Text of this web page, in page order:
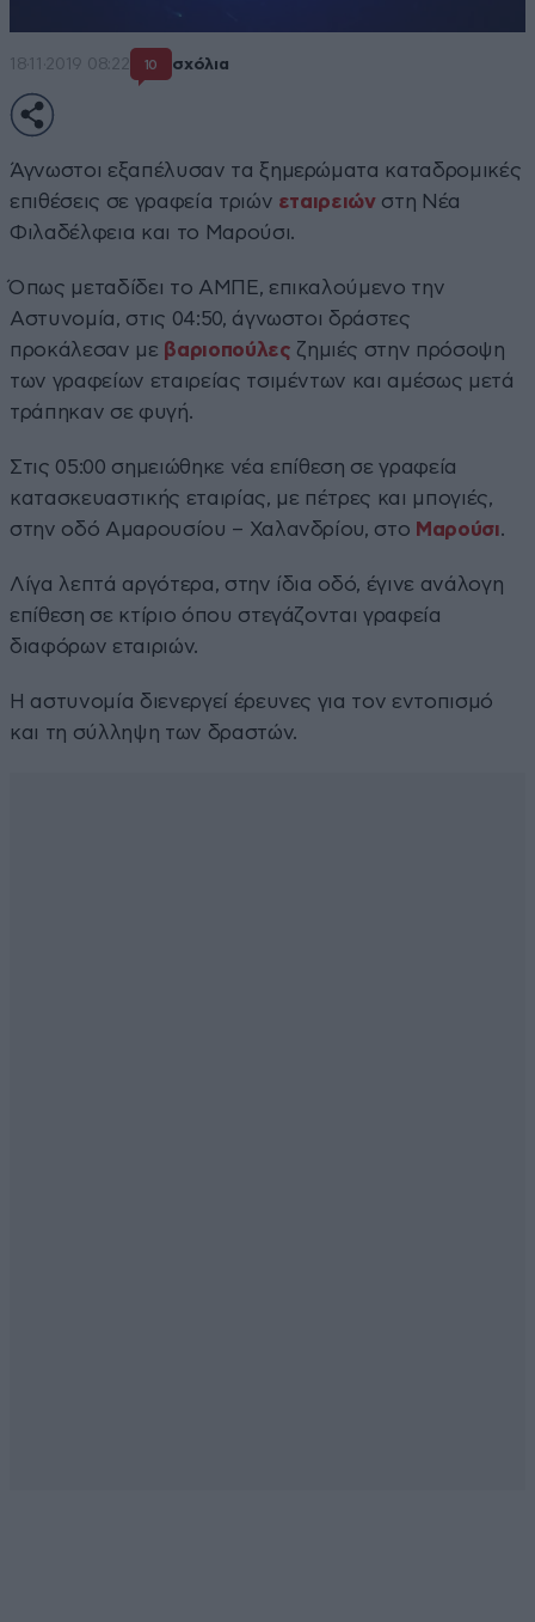
18·11·2019 08:22 10 σχόλια
Άγνωστοι εξαπέλυσαν τα ξημερώματα καταδρομικές
επιθέσεις σε γραφεία τριών εταιρειών στη Νέα
Φιλαδέλφεια και το Μαρούσι.
Όπως μεταδίδει το ΑΜΠΕ, επικαλούμενο την
Αστυνομία, στις 04:50, άγνωστοι δράστες
προκάλεσαν με βαριοπούλες ζημιές στην πρόσοψη
των γραφείων εταιρείας τσιμέντων και αμέσως μετά
τράπηκαν σε φυγή.
Στις 05:00 σημειώθηκε νέα επίθεση σε γραφεία
κατασκευαστικής εταιρίας, με πέτρες και μπογιές,
στην οδό Αμαρουσίου – Χαλανδρίου, στο Μαρούσι.
Λίγα λεπτά αργότερα, στην ίδια οδό, έγινε ανάλογη
επίθεση σε κτίριο όπου στεγάζονται γραφεία
διαφόρων εταιριών.
Η αστυνομία διενεργεί έρευνες για τον εντοπισμό
και τη σύλληψη των δραστών.